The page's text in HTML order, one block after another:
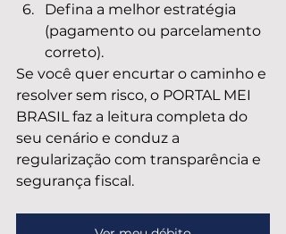
Defina a melhor estratégia
(pagamento ou parcelamento
correto).
Se você quer encurtar o caminho e
resolver sem risco, o PORTAL MEI
BRASIL faz a leitura completa do
seu cenário e conduz a
regularização com transparência e
segurança fiscal.